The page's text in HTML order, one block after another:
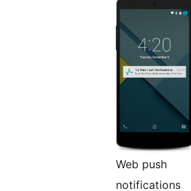
Web push
notifications